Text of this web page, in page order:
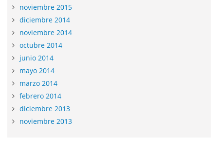
noviembre 2015
diciembre 2014
noviembre 2014
octubre 2014
junio 2014
mayo 2014
marzo 2014
febrero 2014
diciembre 2013
noviembre 2013